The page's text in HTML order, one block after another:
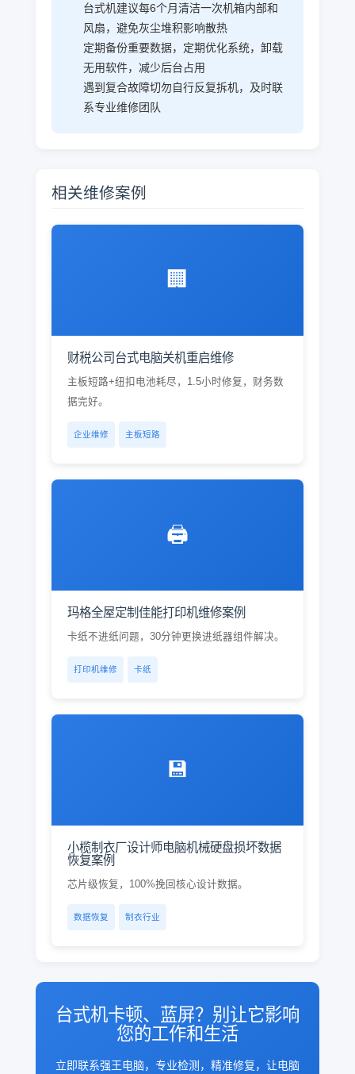
台式机建议每6个月清洁一次机箱内部和
风扇，避免灰尘堆积影响散热
定期备份重要数据，定期优化系统，卸载
无用软件，减少后台占用
遇到复合故障切勿自行反复拆机，及时联
系专业维修团队
相关维修案例
🏢
财税公司台式电脑关机重启维修
主板短路+纽扣电池耗尽，1.5小时修复，财务数
据完好。
企业维修 主板短路
🖨️
玛格全屋定制佳能打印机维修案例
卡纸不进纸问题，30分钟更换进纸器组件解决。
打印机维修 卡纸
💾
小榄制衣厂设计师电脑机械硬盘损坏数据
恢复案例
芯片级恢复，100%挽回核心设计数据。
数据恢复 制衣行业
台式机卡顿、蓝屏？别让它影响
您的工作和生活
立即联系强王电脑，专业检测，精准修复，让电脑